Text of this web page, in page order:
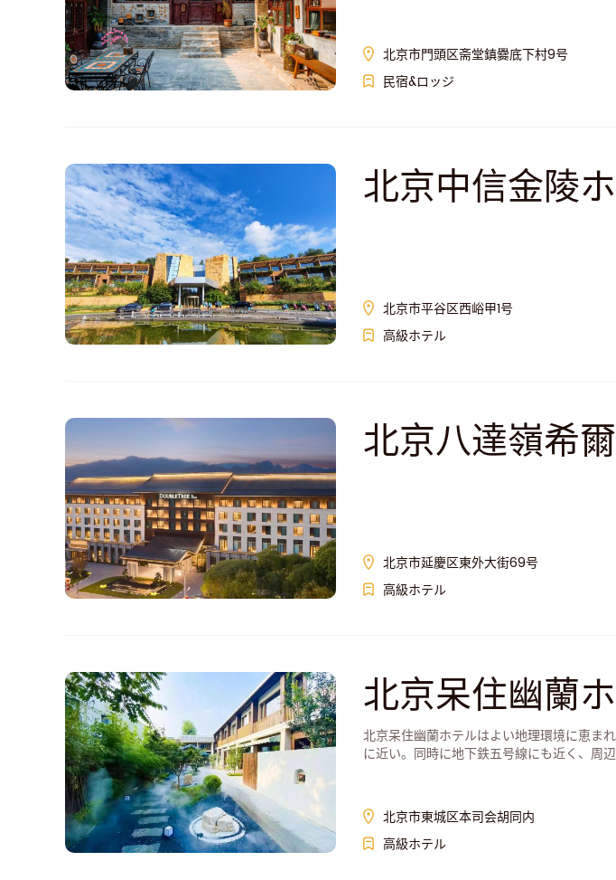
北京市門頭区斋堂鎮爨底下村9号
民宿&ロッジ
北京中信金陵
北京市平谷区西峪甲1号
高級ホテル
北京八達嶺希
北京市延慶区東外大街69号
高級ホテル
北京呆住幽蘭
北京呆住幽蘭ホテルはよい地理環境に恵ま
に近い。同時に地下鉄五号線にも近く、周
北京市東城区本司会胡同内
高級ホテル